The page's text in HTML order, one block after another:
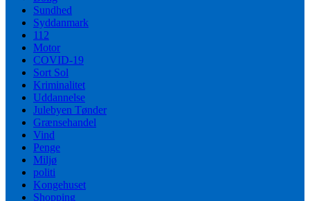
Sundhed
Syddanmark
112
Motor
COVID-19
Sort Sol
Kriminalitet
Uddannelse
Julebyen Tønder
Grænsehandel
Vind
Penge
Miljø
politi
Kongehuset
Shopping